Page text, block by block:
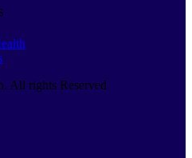
All rights Reserved